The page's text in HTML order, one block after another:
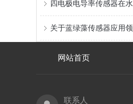
网站首页
联系人